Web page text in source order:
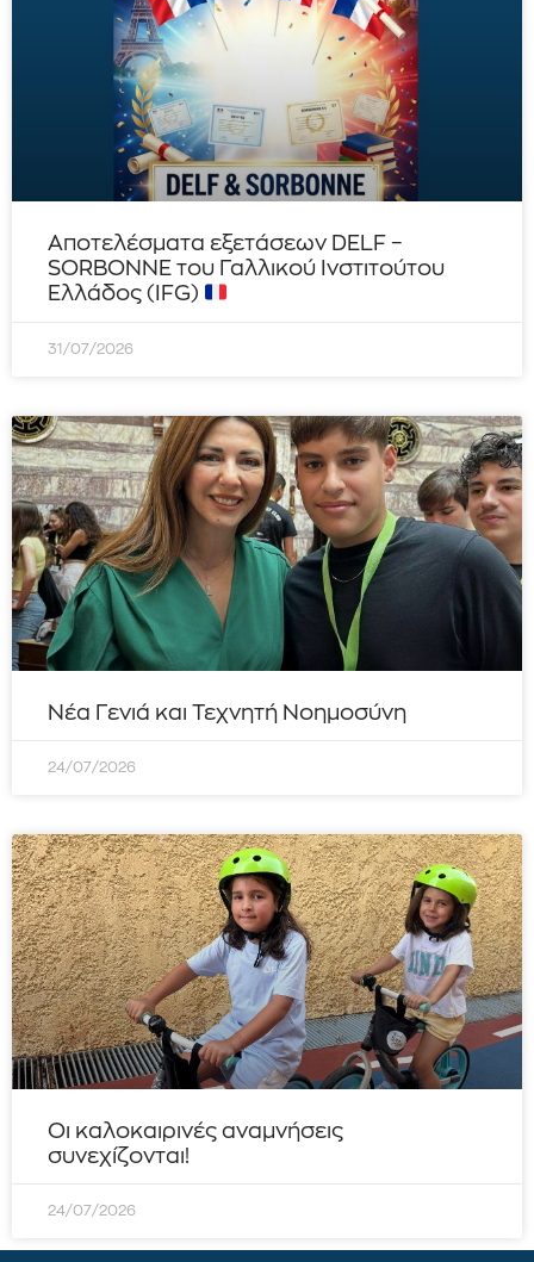
Αποτελέσματα εξετάσεων DELF –
SORBONNE του Γαλλικού Ινστιτούτου
Ελλάδος (IFG)
31/07/2026
Νέα Γενιά και Τεχνητή Νοημοσύνη
24/07/2026
Οι καλοκαιρινές αναμνήσεις
συνεχίζονται!
24/07/2026